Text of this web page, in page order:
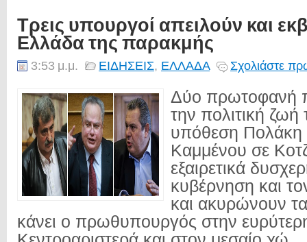
Τρεις υπουργοί απειλούν και
Ελλάδα της παρακμής
3:53 μ.μ. ΕΙΔΗΣΕΙΣ, ΕΛΛΑΔΑ Σχολιάστε
Δύο πρωτοφανή
την πολιτική
υπόθεση Πολάκη
Καμμένου σε
εξαιρετικά
κυβέρνηση και
και ακυρώνουν
κάνει ο πρωθυπουργός στην